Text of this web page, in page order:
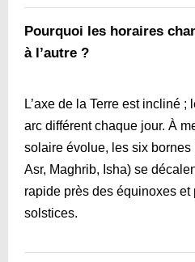
Pourquoi les horaires
à l’autre ?
L’axe de la Terre est incliné
arc différent chaque jour. À
solaire évolue, les six bornes
Asr, Maghrib, Isha) se
rapide près des équinoxes
solstices.